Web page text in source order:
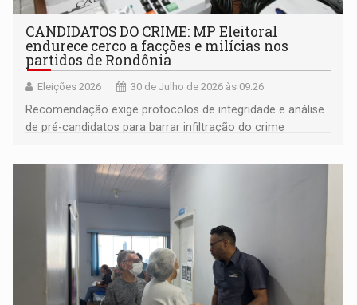
CANDIDATOS DO CRIME: MP Eleitoral
endurece cerco a facções e milícias nos
partidos de Rondônia
Eleições 2026 30 de Julho de 2026 às 09:26
Recomendação exige protocolos de integridade e análise
de pré-candidatos para barrar infiltração do crime